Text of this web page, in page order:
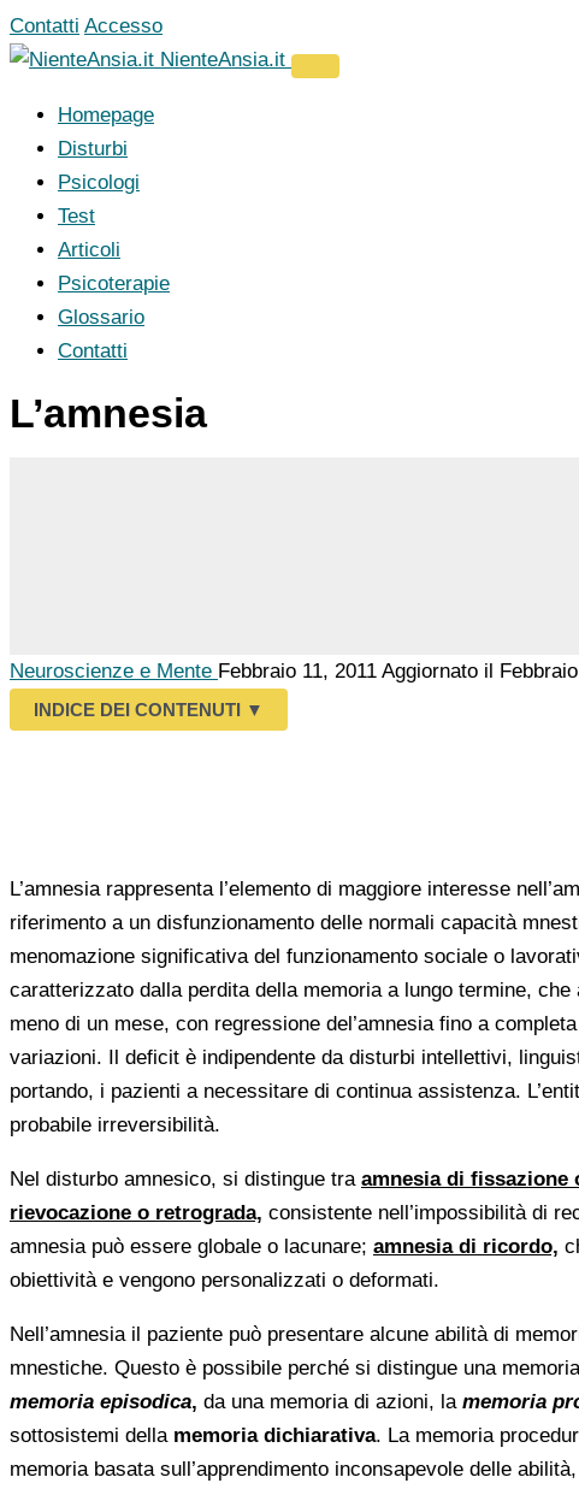
Vai
al
Contatti Accesso
NienteAnsia.it
Homepage
Disturbi
Psicologi
Test
Articoli
Psicoterapie
Glossario
Contatti
L’amnesia
Neuroscienze e Mente Febbraio 11, 2011 Aggiornato il
INDICE DEI CONTENUTI ▼
L’amnesia rappresenta l’elemento di maggiore interesse
riferimento a un disfunzionamento delle normali capacità
menomazione significativa del funzionamento sociale o
caratterizzato dalla perdita della memoria a lungo termine, che
meno di un mese, con regressione del’amnesia fino a
variazioni. Il deficit è indipendente da disturbi intellettivi,
portando, i pazienti a necessitare di continua assistenza.
probabile irreversibilità.
Nel disturbo amnesico, si distingue tra amnesia di fissazione
rievocazione o retrograda, consistente nell’impossibilità di
amnesia può essere globale o lacunare; amnesia di ricordo,
obiettività e vengono personalizzati o deformati.
Nell’amnesia il paziente può presentare alcune abilità di
mnestiche. Questo è possibile perché si distingue una
memoria episodica, da una memoria di azioni, la memoria
sottosistemi della memoria dichiarativa. La memoria
memoria basata sull’apprendimento inconsapevole delle